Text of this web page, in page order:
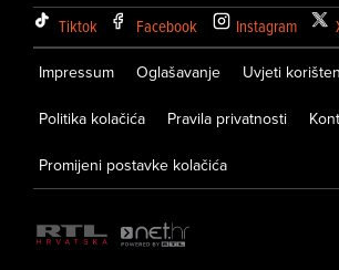
Tiktok Facebook Instagram
Impressum Oglašavanje Uvjeti
Politika kolačića Pravila privatnosti
Promijeni postavke kolačića